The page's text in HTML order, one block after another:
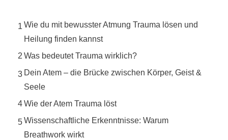
1 Wie du mit bewusster Atmung Trauma lösen und
Heilung finden kannst
2 Was bedeutet Trauma wirklich?
3 Dein Atem – die Brücke zwischen Körper, Geist &
Seele
4Wie der Atem Trauma löst
5Wissenschaftliche Erkenntnisse: Warum
Breathwork wirkt